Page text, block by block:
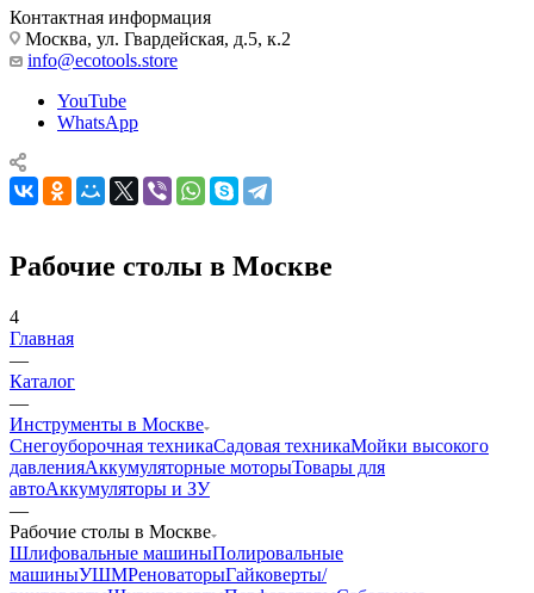
Контактная информация
Москва, ул. Гвардейская, д.5, к.2
info@ecotools.store
YouTube
WhatsApp
Рабочие столы в Москве
4
Главная
—
Каталог
—
Инструменты в Москве
Снегоуборочная техникаСадовая техникаМойки высокого
давленияАккумуляторные моторыТовары для
автоАккумуляторы и ЗУ
—
Рабочие столы в Москве
Шлифовальные машиныПолировальные
машиныУШМРеноваторыГайковерты/